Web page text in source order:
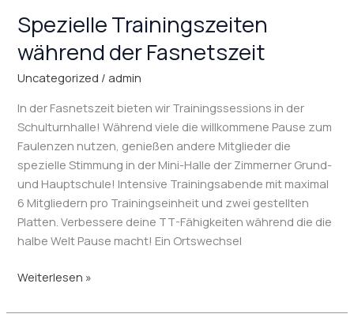
Spezielle Trainingszeiten
während der Fasnetszeit
Uncategorized / admin
In der Fasnetszeit bieten wir Trainingssessions in der
Schulturnhalle! Während viele die willkommene Pause zum
Faulenzen nutzen, genießen andere Mitglieder die
spezielle Stimmung in der Mini-Halle der Zimmerner Grund-
und Hauptschule! Intensive Trainingsabende mit maximal
6 Mitgliedern pro Trainingseinheit und zwei gestellten
Platten. Verbessere deine TT-Fähigkeiten während die die
halbe Welt Pause macht! Ein Ortswechsel
Spezielle
Trainingszeiten
während
der
Weiterlesen »